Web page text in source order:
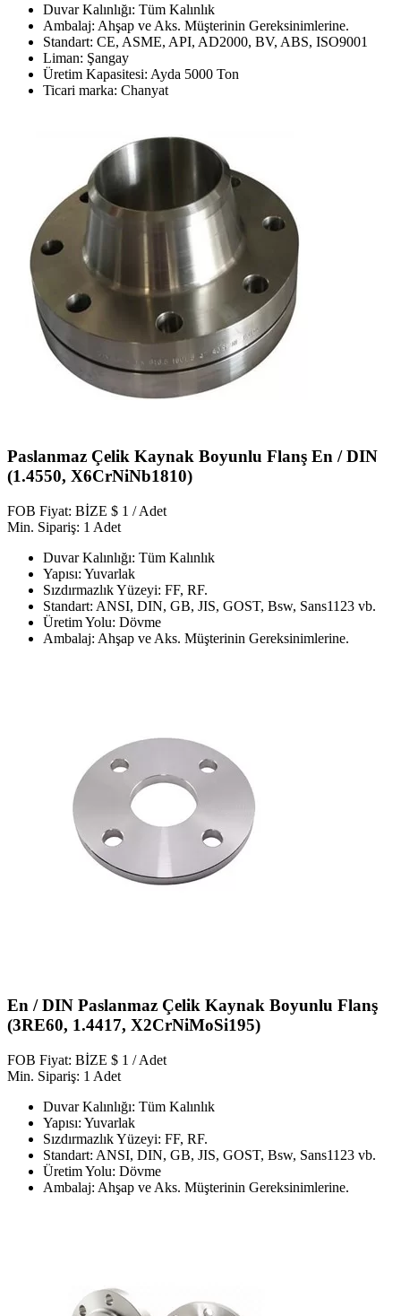
Duvar Kalınlığı: Tüm Kalınlık
Ambalaj: Ahşap ve Aks. Müşterinin Gereksinimlerine.
Standart: CE, ASME, API, AD2000, BV, ABS, ISO9001
Liman: Şangay
Üretim Kapasitesi: Ayda 5000 Ton
Ticari marka: Chanyat
Paslanmaz Çelik Kaynak Boyunlu Flanş En / DIN
(1.4550, X6CrNiNb1810)
FOB Fiyat: BİZE $ 1 / Adet
Min. Sipariş: 1 Adet
Duvar Kalınlığı: Tüm Kalınlık
Yapısı: Yuvarlak
Sızdırmazlık Yüzeyi: FF, RF.
Standart: ANSI, DIN, GB, JIS, GOST, Bsw, Sans1123 vb.
Üretim Yolu: Dövme
Ambalaj: Ahşap ve Aks. Müşterinin Gereksinimlerine.
En / DIN Paslanmaz Çelik Kaynak Boyunlu Flanş
(3RE60, 1.4417, X2CrNiMoSi195)
FOB Fiyat: BİZE $ 1 / Adet
Min. Sipariş: 1 Adet
Duvar Kalınlığı: Tüm Kalınlık
Yapısı: Yuvarlak
Sızdırmazlık Yüzeyi: FF, RF.
Standart: ANSI, DIN, GB, JIS, GOST, Bsw, Sans1123 vb.
Üretim Yolu: Dövme
Ambalaj: Ahşap ve Aks. Müşterinin Gereksinimlerine.